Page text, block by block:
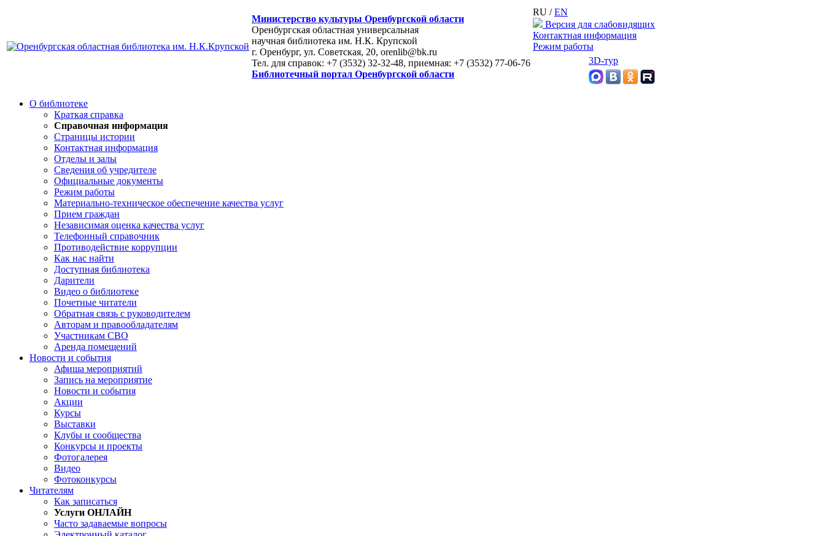
Министерство культуры Оренбургской области
Оренбургская областная универсальная
научная библиотека им. Н.К. Крупской
г. Оренбург, ул. Советская, 20, orenlib@bk.ru
Тел. для справок: +7 (3532) 32-32-48, приемная: +7 (3532) 77-06-76
Библиотечный портал Оренбургской области
RU /EN
Версия для слабовидящих
Контактная информация
Режим работы
3D-тур
О библиотеке
Краткая справка
Справочная информация
Страницы истории
Контактная информация
Отделы и залы
Сведения об учредителе
Официальные документы
Режим работы
Материально-техническое обеспечение качества услуг
Прием граждан
Независимая оценка качества услуг
Телефонный справочник
Противодействие коррупции
Как нас найти
Доступная библиотека
Дарители
Видео о библиотеке
Почетные читатели
Обратная связь с руководителем
Авторам и правообладателям
Участникам СВО
Аренда помещений
Новости и события
Афиша мероприятий
Запись на мероприятие
Новости и события
Акции
Курсы
Выставки
Клубы и сообщества
Конкурсы и проекты
Фотогалерея
Видео
Фотоконкурсы
Читателям
Как записаться
Услуги ОНЛАЙН
Часто задаваемые вопросы